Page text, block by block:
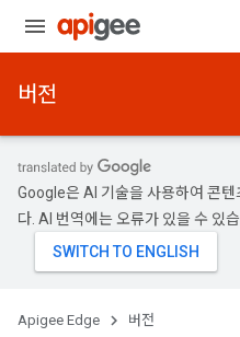
버전
Google은 AI 기술을 사용하여 콘텐
다. AI 번역에는 오류가 있을 수 있
Apigee Edge 버전